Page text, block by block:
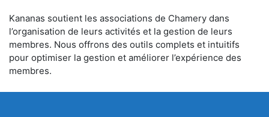
Kananas soutient les associations de Chamery dans
l’organisation de leurs activités et la gestion de leurs
membres. Nous offrons des outils complets et intuitifs
pour optimiser la gestion et améliorer l’expérience des
membres.